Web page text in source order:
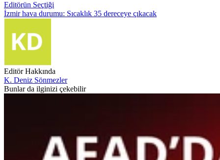
Editörün Seçtiği
İzmir hava durumu: Sıcaklık 35 dereceye çıkacak
Editör Hakkında
K. Deniz Sönmezler
Bunlar da ilginizi çekebilir